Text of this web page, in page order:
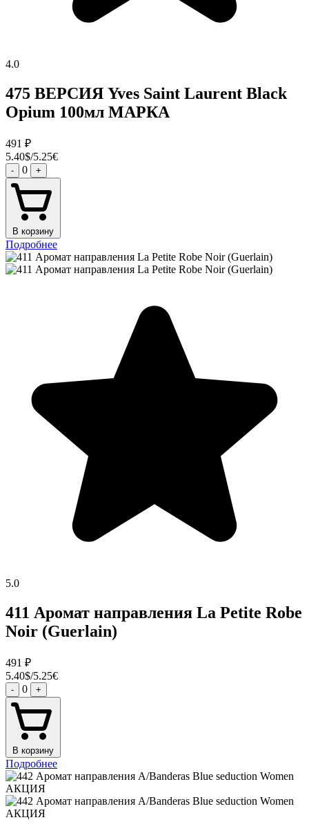
4.0
475 ВЕРСИЯ Yves Saint Laurent Black
Opium 100мл МАРКА
491 ₽
5.40$/5.25€
- 0 +
В корзину
Подробнее
5.0
411 Аромат направления La Petite Robe
Noir (Guerlain)
491 ₽
5.40$/5.25€
- 0 +
В корзину
Подробнее